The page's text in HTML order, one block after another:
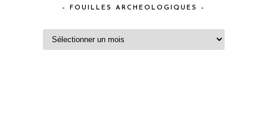
– FOUILLES ARCHEOLOGIQUES –